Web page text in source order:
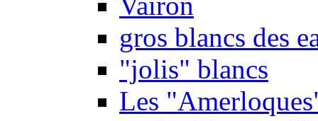
gros blancs des
"jolis" blancs
Les